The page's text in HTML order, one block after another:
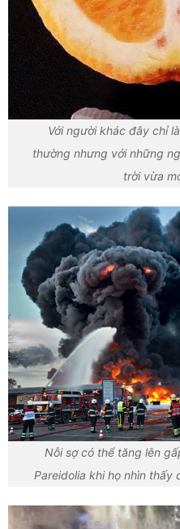
Với người khác đây chỉ
thường nhưng với những
trời vừa
Nỗi sợ có thể tăng lên
Pareidolia khi họ nhìn thấy